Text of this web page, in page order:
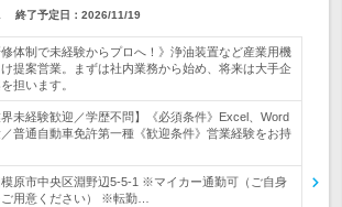
終了予定日： 2026/11/19
修体制で未経験からプロへ！》浄油装置など産業用機
提案営業。まずは社内業務から始め、将来は大手企
担います。
界未経験歓迎／学歴不問】《必須条件》Excel、Word
普通自動車免許第一種《歓迎条件》営業経験をお持
原市中央区淵野辺5-5-1 ※マイカー通勤可（ご自身
用意ください） ※転勤…